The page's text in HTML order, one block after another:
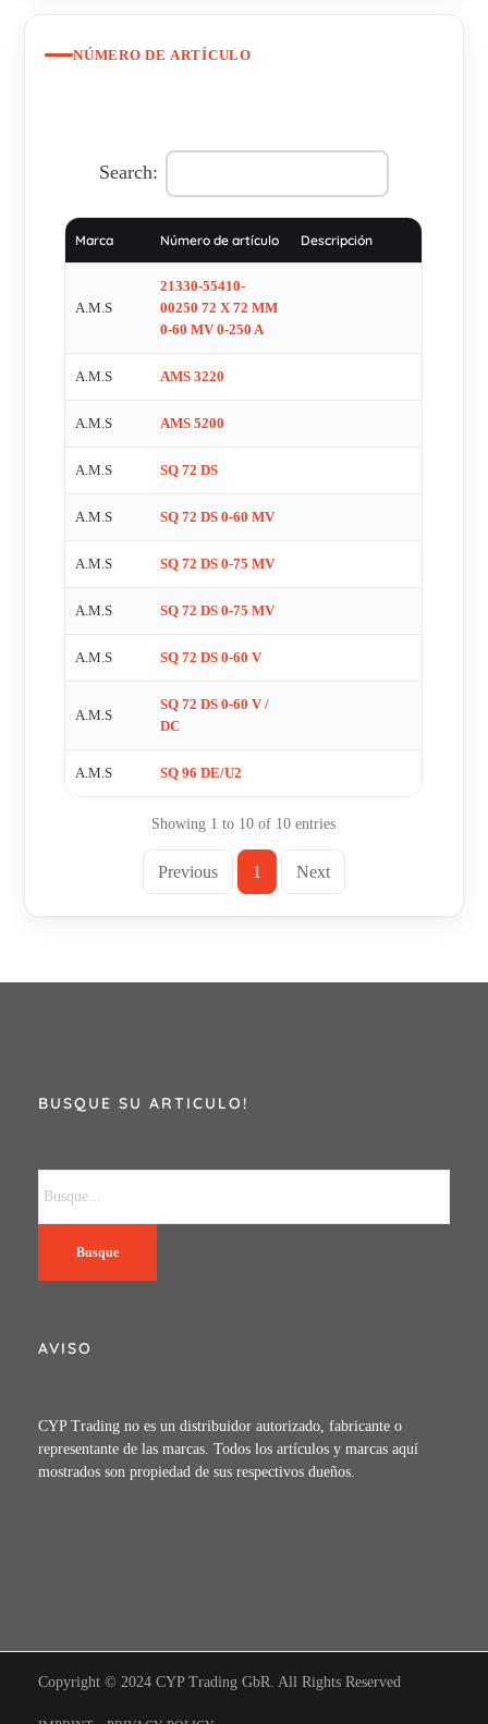
NÚMERO DE ARTÍCULO
Search:
Marca Número de artículo Descripción
A.M.S
21330-55410-
00250 72 X 72 MM
0-60 MV 0-250 A
A.M.S AMS 3220
A.M.S AMS 5200
A.M.S SQ 72 DS
A.M.S SQ 72 DS 0-60 MV
A.M.S SQ 72 DS 0-75 MV
A.M.S SQ 72 DS 0-75 MV
A.M.S SQ 72 DS 0-60 V
A.M.S
SQ 72 DS 0-60 V /
DC
A.M.S SQ 96 DE/U2
Showing 1 to 10 of 10 entries
Previous 1 Next
BUSQUE SU ARTICULO!
Busque
AVISO
CYP Trading no es un distribuidor autorizado, fabricante o
representante de las marcas. Todos los artículos y marcas aquí
mostrados son propiedad de sus respectivos dueños.
Copyright © 2024 CYP Trading GbR. All Rights Reserved